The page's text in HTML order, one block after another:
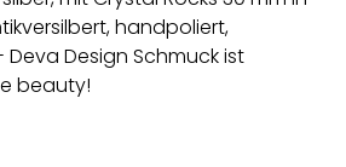
handpoliert,
Design Schmuck ist
beauty!